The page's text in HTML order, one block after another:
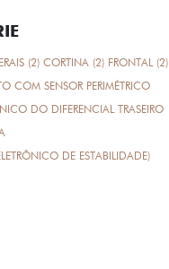
(2) CORTINA (2) FRONTAL (2)
COM SENSOR PERIMÉTRICO
DO DIFERENCIAL TRASEIRO
DE ESTABILIDADE)